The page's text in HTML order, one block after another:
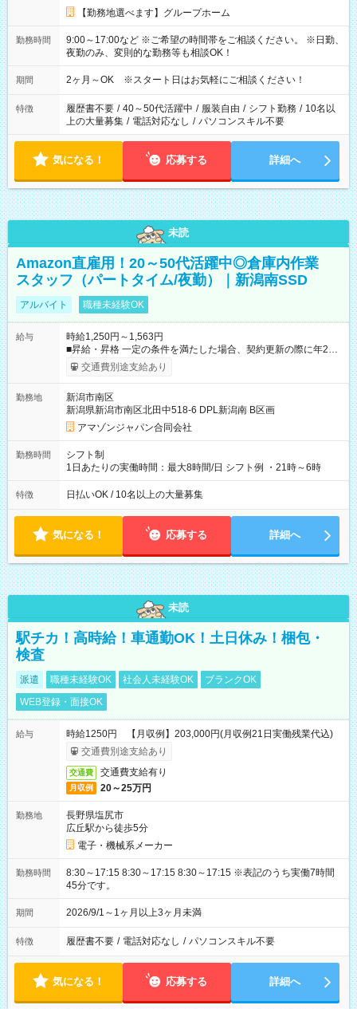
【勤務地選べます】グループホーム
勤務時間
9:00～17:00など ※ご希望の時間帯をご相談ください。 ※日勤、
夜勤のみ、変則的な勤務等も相談OK！
期間 2ヶ月～OK ※スタート日はお気軽にご相談ください！
特徴 履歴書不要 / 40～50代活躍中 / 服装自由 / シフト勤務 / 10名以
上の大量募集 / 電話対応なし / パソコンスキル不要
気になる！ 応募する 詳細へ
未読
Amazon直雇用！20～50代活躍中◎倉庫内作業
スタッフ（パートタイム/夜勤）｜新潟南SSD
アルバイト 職種未経験OK
給与
時給1,250円～1,563円
■昇給・昇格 一定の条件を満たした場合、契約更新の際に年2回
まで昇給の機会があります。 ■正社員登用制度あり ※月末締/翌
月25日支払い ※時間外手当、別途支給 ※深夜割増賃金 (22:00～
☆Amazon直雇用で安定して働けます！ 【試用期間】試用期間
あり 試用期間の長さ：1週間 雇用形態、給与は本採用時と同じ
です。
交通費別途支給あり
勤務地
新潟市南区
新潟県新潟市南区北田中518-6 DPL新潟南 B区画
アマゾンジャパン合同会社
勤務時間
シフト制
1日あたりの実働時間：最大8時間/日 シフト例 ・21時～6時
特徴 日払いOK / 10名以上の大量募集
気になる！ 応募する 詳細へ
未読
駅チカ！高時給！車通勤OK！土日休み！梱包・
検査
派遣 職種未経験OK 社会人未経験OK
ブランクOK
WEB登録・面接OK
給与
時給1250円 【月収例】203,000円(月収例21日実働残業代込)
交通費別途支給あり
交通費 交通費支給有り
月収例 20～25万円
勤務地
長野県塩尻市
広丘駅から徒歩5分
電子・機械系メーカー
勤務時間
8:30～17:15 8:30～17:15 8:30～17:15 ※表記のうち実働7時間
45分です。
期間 2026/9/1～1ヶ月以上3ヶ月未満
特徴 履歴書不要 / 電話対応なし / パソコンスキル不要
気になる！ 応募する 詳細へ